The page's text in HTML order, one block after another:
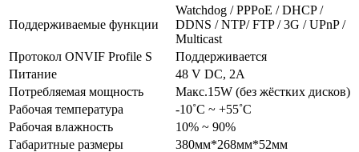
Поддерживаемые функции
Watchdog / PPPoE / DHCP /
DDNS / NTP/ FTP / 3G / UPnP /
Multicast
Протокол ONVIF Profile S
Поддерживается
Питание
48 V DC, 2A
Потребляемая мощность
Макс.15W (без жёстких дисков)
Рабочая температура
-10˚C ~ +55˚C
Рабочая влажность
10% ~ 90%
Габаритные размеры
380мм*268мм*52мм